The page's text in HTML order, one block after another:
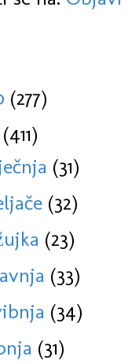
(277)
(411)
(31)
(32)
(23)
(33)
(34)
(31)